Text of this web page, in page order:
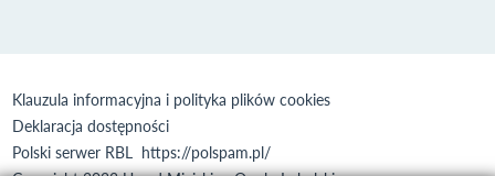
Klauzula informacyjna i polityka plików cookies
Deklaracja dostępności
Polski serwer RBL https://polspam.pl/